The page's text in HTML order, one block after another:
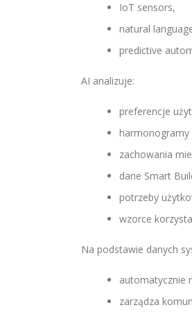
IoT sensors,
natural
predictive
AI analizuje:
preferencje
harmonogramy
zachowania
dane Smart
potrzeby
wzorce
Na podstawie danych
automatycznie
zarządza